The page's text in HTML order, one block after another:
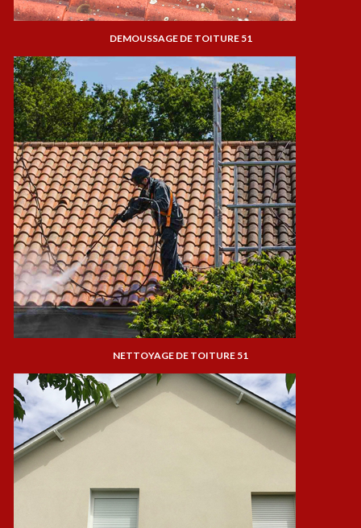
DEMOUSSAGE DE TOITURE 51
NETTOYAGE DE TOITURE 51